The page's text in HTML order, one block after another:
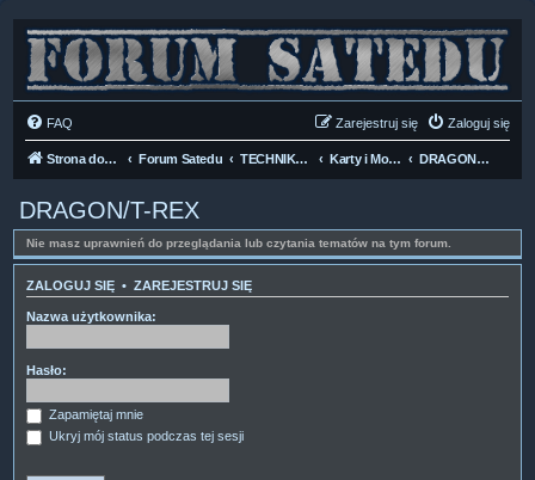
FAQ Zaloguj się
Zarejestruj się
Strona domowa Forum Satedu TECHNIKA SAT Karty i Moduły dostępu CI DRAGON/T-REX
DRAGON/T-REX
Nie masz uprawnień do przeglądania lub czytania tematów na tym forum.
ZALOGUJ SIĘ • ZAREJESTRUJ SIĘ
Nazwa użytkownika:
Hasło:
Zapamiętaj mnie
Ukryj mój status podczas tej sesji